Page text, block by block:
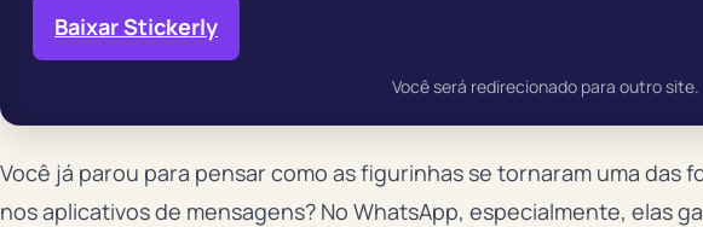
Baixar Stickerly
Você será redirecionado para outro site.
Você já parou para pensar como as figurinhas se tornaram uma das
nos aplicativos de mensagens? No WhatsApp, especialmente, elas